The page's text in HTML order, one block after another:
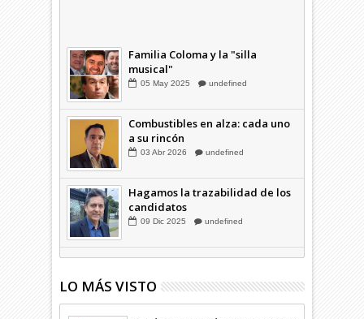
Familia Coloma y la "silla
musical"
Combustibles en alza: cada uno
a su rincón
Hagamos la trazabilidad de los
candidatos
LO MÁS VISTO